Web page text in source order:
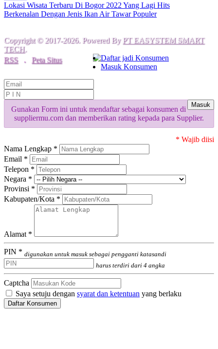
Lokasi Wisata Terbaru Di Bogor 2022 Yang Lagi Hits
Berkenalan Dengan Jenis Ikan Air Tawar Populer
Copyright © 2017-2026. Powered By PT EASYSTEM SMART
TECH.
RSS
. Peta Situs
Daftar jadi Konsumen
Masuk Konsumen
Masuk
Gunakan Form ini untuk mendaftar sebagai konsumen di
suppliermu.com dan memberikan rating kepada para Supplier.
* Wajib diisi
Nama Lengkap *
Email *
Telepon *
Negara *
Provinsi *
Kabupaten/Kota *
Alamat *
PIN * digunakan untuk masuk sebagai pengganti katasandi
harus terdiri dari 4 angka
Captcha
Saya setuju dengan syarat dan ketentuan yang berlaku
Daftar Konsumen